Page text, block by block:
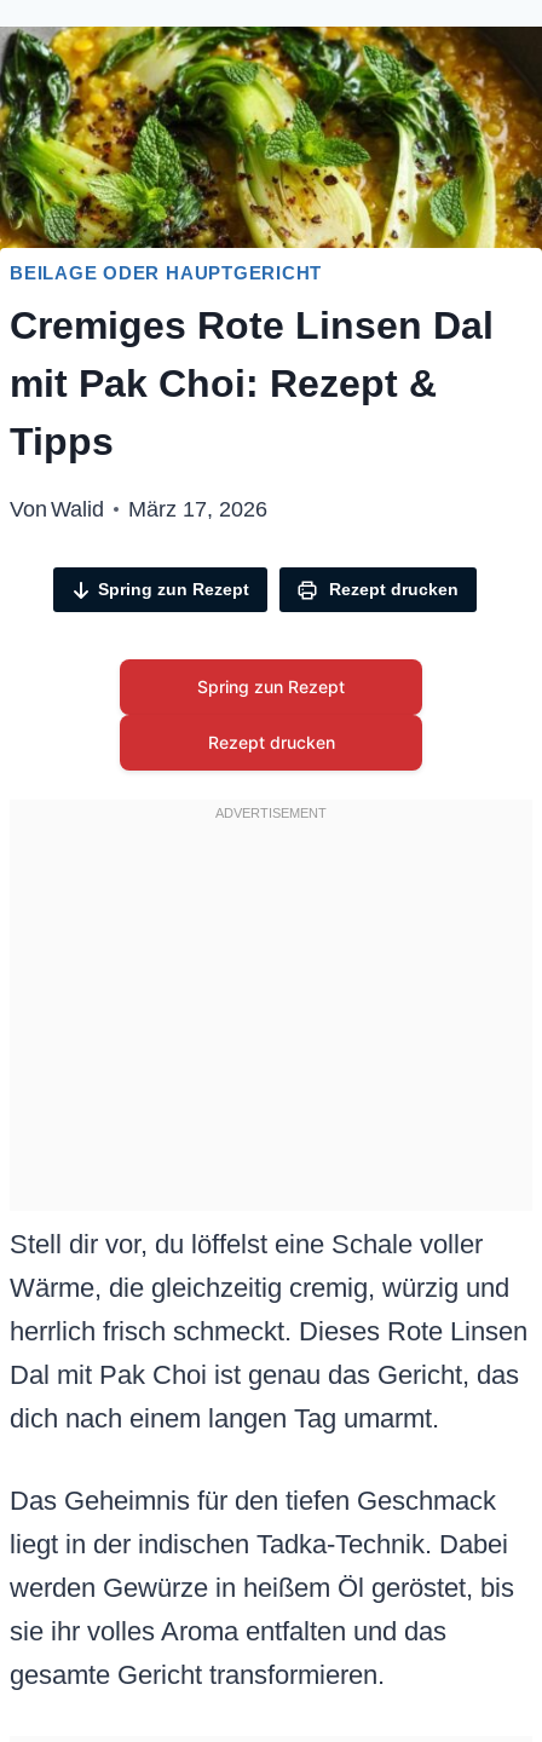
BEILAGE ODER HAUPTGERICHT
Cremiges Rote Linsen Dal
mit Pak Choi: Rezept &
Tipps
Von Walid März 17, 2026
Spring zun Rezept Rezept drucken
Spring zun Rezept
Rezept drucken
Stell dir vor, du löffelst eine Schale voller
Wärme, die gleichzeitig cremig, würzig und
herrlich frisch schmeckt. Dieses Rote Linsen
Dal mit Pak Choi ist genau das Gericht, das
dich nach einem langen Tag umarmt.
Das Geheimnis für den tiefen Geschmack
liegt in der indischen Tadka-Technik. Dabei
werden Gewürze in heißem Öl geröstet, bis
sie ihr volles Aroma entfalten und das
gesamte Gericht transformieren.